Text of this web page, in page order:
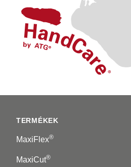
TERMÉKEK
MaxiFlex®
MaxiCut®